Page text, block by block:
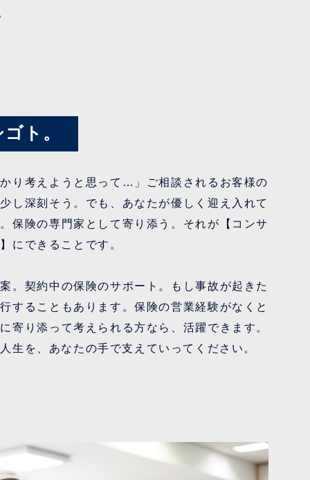
ト。
り考えようと思って…」ご相談されるお客様の
し深刻そう。でも、あなたが優しく迎え入れて
保険の専門家として寄り添う。それが【コンサ
にできることです。
。契約中の保険のサポート。もし事故が起きた
することもあります。保険の営業経験がなくと
寄り添って考えられる方なら、活躍できます。
生を、あなたの手で支えていってください。